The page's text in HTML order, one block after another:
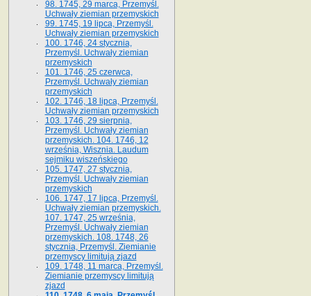
98. 1745, 29 marca, Przemyśl.
Uchwały ziemian przemyskich
99. 1745, 19 lipca, Przemyśl.
Uchwały ziemian przemyskich
100. 1746, 24 stycznia,
Przemyśl. Uchwały ziemian
przemyskich
101. 1746, 25 czerwca,
Przemyśl. Uchwały ziemian
przemyskich
102. 1746, 18 lipca, Przemyśl.
Uchwały ziemian przemyskich
103. 1746, 29 sierpnia,
Przemyśl. Uchwały ziemian
przemyskich. 104. 1746, 12
września, Wisznia. Laudum
sejmiku wiszeńskiego
105. 1747, 27 stycznia,
Przemyśl. Uchwały ziemian
przemyskich
106. 1747, 17 lipca, Przemyśl.
Uchwały ziemian przemyskich.
107. 1747, 25 września,
Przemyśl. Uchwały ziemian
przemyskich. 108. 1748, 26
stycznia, Przemyśl. Ziemianie
przemyscy limitują zjazd
109. 1748, 11 marca, Przemyśl.
Ziemianie przemyscy limitują
zjazd